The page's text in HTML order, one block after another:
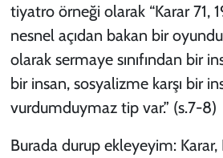
tiyatro örneği olarak “Karar 71,
nesnel açıdan bakan bir
olarak sermaye sınıfından bir
bir insan, sosyalizme karşı bir
vurdumduymaz tip var.” (s.7-8)
Burada durup ekleyeyim: Karar,